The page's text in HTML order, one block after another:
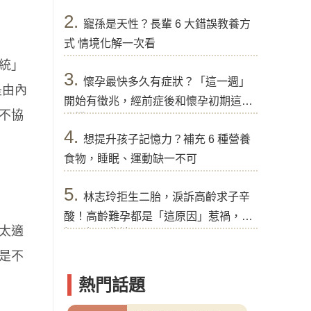
」
內
協
適
不
2. 寵孫是天性？長輩 6 大錯誤教養方
式 情境化解一次看
3. 懷孕最快多久有症狀？「這一週」
開始有徵兆，經前症後和懷孕初期這樣
分辨
4. 想提升孩子記憶力？補充 6 種營養
食物，睡眠、運動缺一不可
5. 林志玲拒生二胎，淚訴高齡求子辛
酸！高齡難孕都是「這原因」惹禍，醫
提醒好孕秘訣
熱門話題